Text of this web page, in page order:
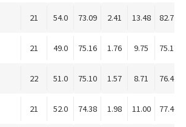
21 54.0 73.09 2.41 13.48 82.72
21 49.0 75.16 1.76 9.75 75.17
22 51.0 75.10 1.57 8.71 76.47
21 52.0 74.38 1.98 11.00 77.46